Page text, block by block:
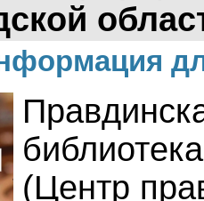
(Центр